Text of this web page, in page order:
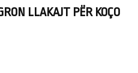
LLAKAJT PËR KOÇO